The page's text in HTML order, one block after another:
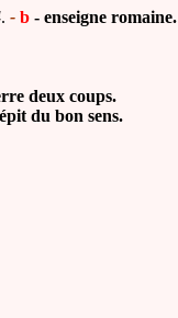
. - b - enseigne romaine.
deux coups.
du bon sens.